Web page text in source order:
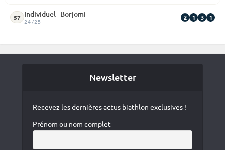
57 Individuel · Borjomi
24/25
2 1 3 1
Newsletter
Recevez les dernières actus biathlon exclusives !
Prénom ou nom complet